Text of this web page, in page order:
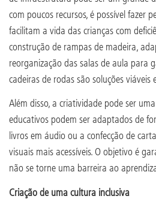
com poucos recursos, é possível fazer
facilitam a vida das crianças com
construção de rampas de madeira,
reorganização das salas de aula para
cadeiras de rodas são soluções viáveis
Além disso, a criatividade pode ser
educativos podem ser adaptados de
livros em áudio ou a confecção de
visuais mais acessíveis. O objetivo é
não se torne uma barreira ao
Criação de uma cultura inclusiva